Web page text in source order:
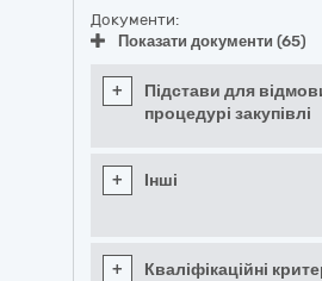
Документи:
Показати документи (65)
+
Підстави для
процедурі закупівлі
+ Інші
+ Кваліфікаційні